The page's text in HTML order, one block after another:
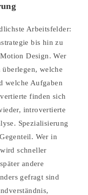
Arbeitsfelder:
bis hin zu
Design. Wer
welche
welche Aufgaben
finden sich
introvertierte
Spezialisierung
Wer in
schneller
andere
gefragt sind